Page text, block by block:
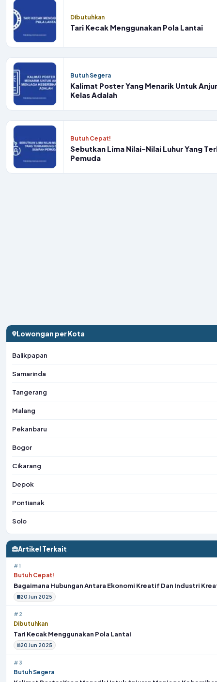
Dibutuhkan
Tari Kecak Menggunakan Pola Lantai
Butuh Segera
Kalimat Poster Yang Menarik Untuk
Kelas Adalah
Butuh Cepat!
Sebutkan Lima Nilai-Nilai Luhur Yang
Pemuda
Lowongan per Kota
Balikpapan
Samarinda
Tangerang
Malang
Pekanbaru
Bogor
Cikarang
Depok
Pontianak
Solo
Artikel Terkait
#1
Butuh Cepat!
Bagaimana Hubungan Antara Ekonomi Kreatif Dan Industri
20 Jun 2025
#2
Dibutuhkan
Tari Kecak Menggunakan Pola Lantai
20 Jun 2025
#3
Butuh Segera